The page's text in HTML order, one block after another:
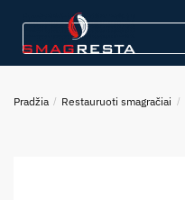
Pradžia / Restauruoti smagračiai /